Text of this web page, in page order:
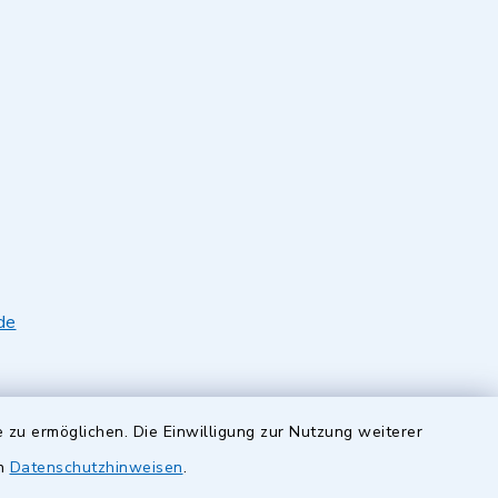
ermöglichen. Die Einwilligung zur Nutzung weiterer
Datenschutzhinweisen.